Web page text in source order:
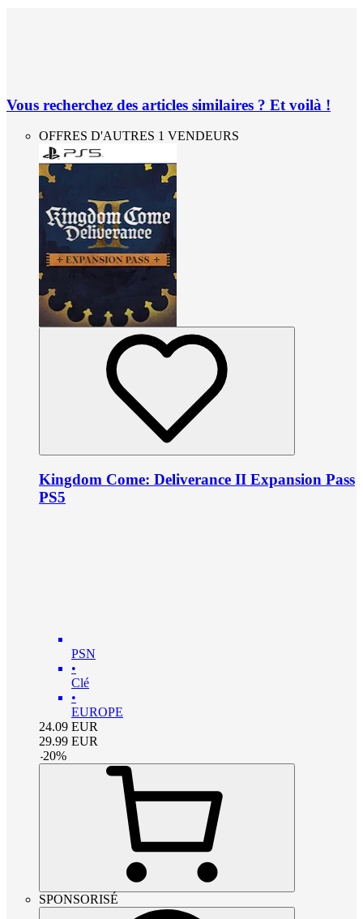
Vous recherchez des articles similaires ? Et voilà !
OFFRES D'AUTRES 1 VENDEURS
Kingdom Come: Deliverance II Expansion Pass
PS5
PSN
•
Clé
•
EUROPE
24.09 EUR
29.99 EUR
-20%
SPONSORISÉ